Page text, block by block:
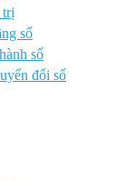
trị
số
số
đổi số